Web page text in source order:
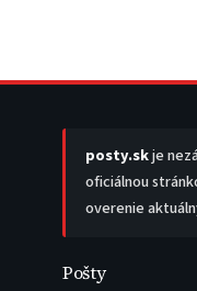
posty.skje
oficiálnou
overenie
Pošty